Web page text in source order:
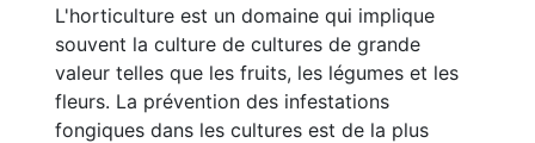
L'horticulture est un domaine qui implique
souvent la culture de cultures de grande
valeur telles que les fruits, les légumes et les
fleurs. La prévention des infestations
fongiques dans les cultures est de la plus